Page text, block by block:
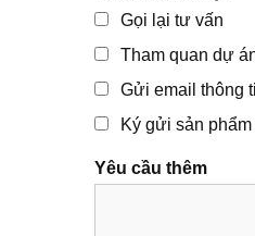
Gọi lại tư vấn
Tham quan dự
Gửi email thông
Ký gửi sản
Yêu cầu thêm